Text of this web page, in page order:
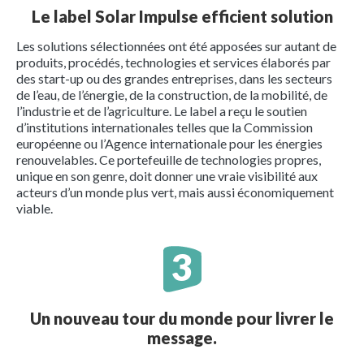
Le label Solar Impulse efficient solution
Les solutions sélectionnées ont été apposées sur autant de
produits, procédés, technologies et services élaborés par
des start-up ou des grandes entreprises, dans les secteurs
de l’eau, de l’énergie, de la construction, de la mobilité, de
l’industrie et de l’agriculture. Le label a reçu le soutien
d’institutions internationales telles que la Commission
européenne ou l’Agence internationale pour les énergies
renouvelables. Ce portefeuille de technologies propres,
unique en son genre, doit donner une vraie visibilité aux
acteurs d’un monde plus vert, mais aussi économiquement
viable.
Un nouveau tour du monde pour livrer le
message.